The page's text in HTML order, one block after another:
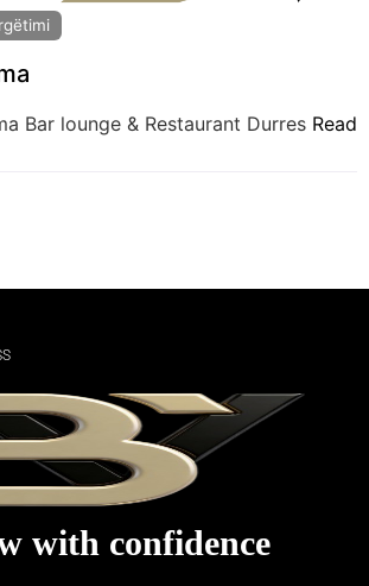
& Restaurant DurresRead more...
with confidence